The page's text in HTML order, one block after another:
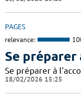
PAGES
relevance:
Se préparer
Se préparer à
18/02/2026 15:25